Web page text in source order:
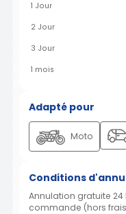
1 Jour
2 Jour
3 Jour
1 mois
Adapté pour
Moto
Conditions
Annulation gratuite
commande (hors